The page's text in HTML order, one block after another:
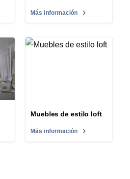
Más información
Muebles de estilo loft
Más información